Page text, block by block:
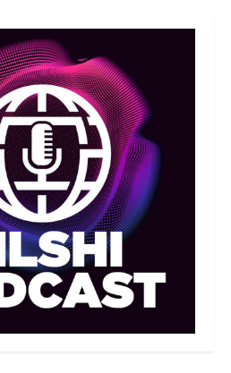
жапты: ММА менеджері
Арман Әшімов жайлы
жағымсыз оқиғаны айтты
07/08/2026
Басты жаңалық Бокс
Махмұд пен Сәкен: Азия
ойындарына кім барады?
07/08/2026
Басты жаңалық Күрес
“Оңай болған жоқ”: Өзбек
файтері өзінен үш есе ауыр
балуанды таза жеңді